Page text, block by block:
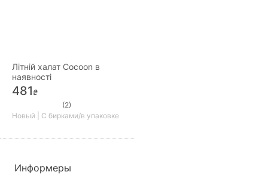
Літній халат Cocoon в
наявності
481₴
(2)
Новый | С бирками/в упаковке
Информеры